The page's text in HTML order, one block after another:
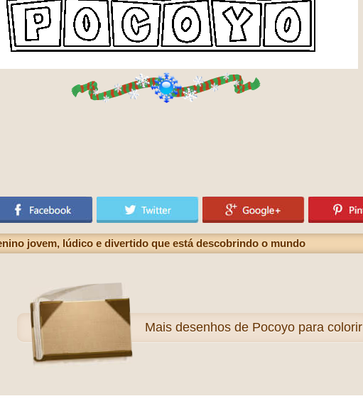
jovem, lúdico e divertido que está descobrindo o mundo
Mais desenhos de Pocoyo para colorir